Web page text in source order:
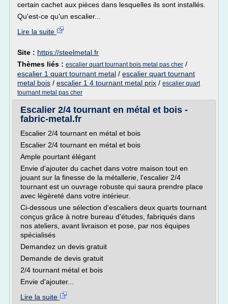
certain cachet aux pièces dans lesquelles ils sont installés.
Qu'est-ce qu'un escalier...
Lire la suite
Site : https://steelmetal.fr
Thèmes liés : escalier quart tournant bois metal pas cher /
escalier 1 quart tournant metal / escalier quart tournant
metal bois / escalier 1 4 tournant metal prix / escalier quart
tournant metal pas cher
Escalier 2/4 tournant en métal et bois -
fabric-metal.fr
Escalier 2/4 tournant en métal et bois
Escalier 2/4 tournant en métal et bois
Ample pourtant élégant
Envie d'ajouter du cachet dans votre maison tout en
jouant sur la finesse de la métallerie, l'escalier 2/4
tournant est un ouvrage robuste qui saura prendre place
avec légèreté dans votre intérieur.
Ci-dessous une sélection d'escaliers deux quarts tournant
conçus grâce à notre bureau d'études, fabriqués dans
nos ateliers, avant livraison et pose, par nos équipes
spécialisés
Demandez un devis gratuit
Demande de devis gratuit
2/4 tournant métal et bois
Envie d'ajouter...
Lire la suite